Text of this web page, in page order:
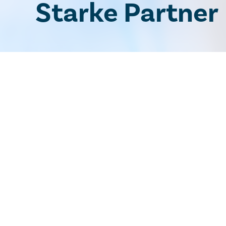
Starke Partner